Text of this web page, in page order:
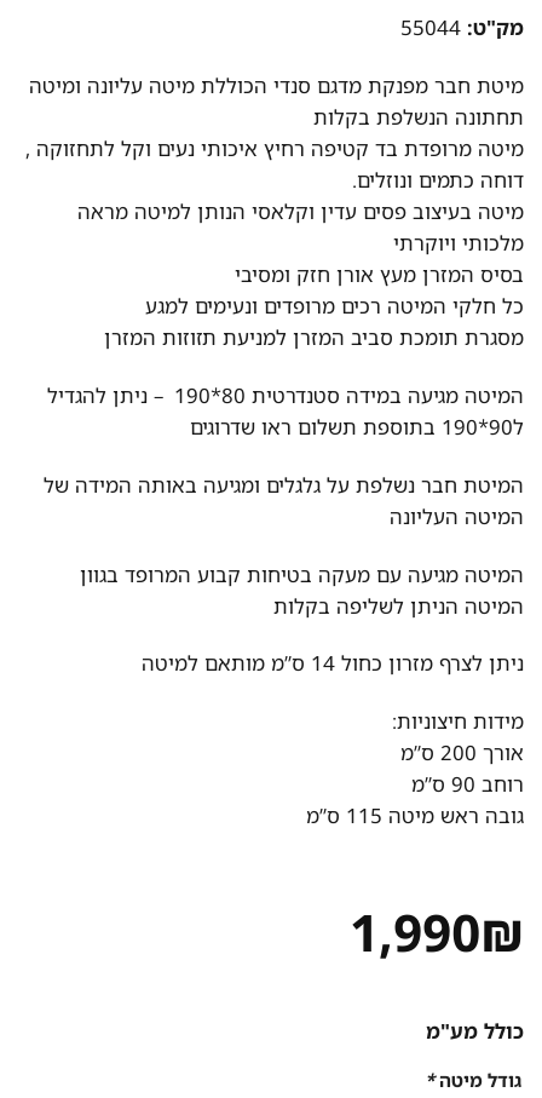
מק"ט:55044
מיטת חבר מפנקת מדגם סנדי הכוללת מיטה עליונה ומיטה
תחתונה הנשלפת בקלות
מיטה מרופדת בד קטיפה רחיץ איכותי נעים וקל לתחזוקה ,
דוחה כתמים ונוזלים.
מיטה בעיצוב פסים עדין וקלאסי הנותן למיטה מראה
מלכותי ויוקרתי
בסיס המזרן מעץ אורן חזק ומסיבי
כל חלקי המיטה רכים מרופדים ונעימים למגע
מסגרת תומכת סביב המזרן למניעת תזוזות המזרן
המיטה מגיעה במידה סטנדרטית 80*190 – ניתן להגדיל
המיטת חבר נשלפת על גלגלים ומגיעה באותה המידה של
המיטה העליונה
המיטה מגיעה עם מעקה בטיחות קבוע המרופד בגוון
המיטה הניתן לשליפה בקלות
ניתן לצרף מזרון כחול 14 ס”מ מותאם למיטה
מידות חיצוניות:
אורך 200 ס”מ
רוחב 90 ס”מ
גובה ראש מיטה 115 ס”מ
1,990₪
כולל מע"מ
גודל מיטה*